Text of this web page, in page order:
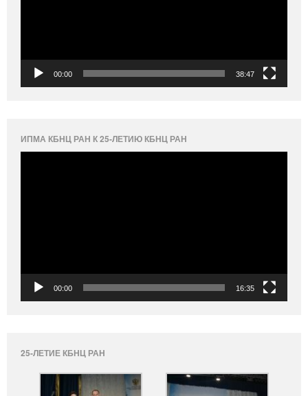
00:00 38:47
ИПМА КБНЦ РАН К 25-ЛЕТИЮ КБНЦ РАН
00:00 16:35
25-ЛЕТИЕ КБНЦ РАН